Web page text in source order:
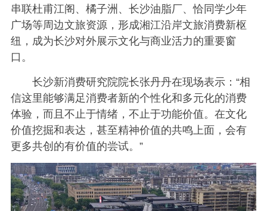
串联杜甫江阁、橘子洲、长沙油脂厂、恰同学少年
广场等周边文旅资源，形成湘江沿岸文旅消费新枢
纽，成为长沙对外展示文化与商业活力的重要窗
口。
长沙新消费研究院院长张丹丹在现场表示：“相
信这里能够满足消费者新的个性化和多元化的消费
体验，而且不止于情绪，不止于功能价值。在文化
价值挖掘和表达，甚至精神价值的共鸣上面，会有
更多共创的有价值的尝试。”